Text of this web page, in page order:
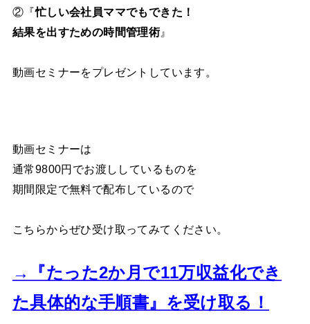
②『忙しい会社員ママでもできた！
結果を出すための時間管理術』
動画セミナーをプレゼントしています。
動画セミナーは
通常9800円でお渡ししているものを
期間限定で無料で配布しているので
こちらからぜひ受け取ってみてください。
→『たった2か月で11万収益化でき
た具体的な手順書』を受け取る！